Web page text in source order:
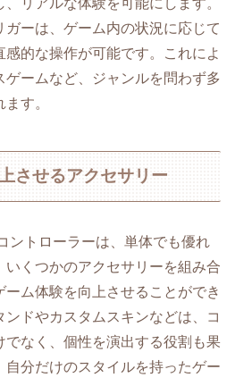
リアルな体験を可能にします。
ガーは、ゲーム内の状況に応じて
的な操作が可能です。これによ
ゲームなど、ジャンルを問わず多
す。
させるアクセサリー
ントローラーは、単体でも優れ
いくつかのアクセサリーを組み合
ム体験を向上させることができ
ンドやカスタムスキンなどは、コ
でなく、個性を演出する役割も果
自分だけのスタイルを持ったゲー